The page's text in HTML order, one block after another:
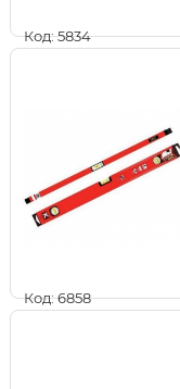
Код: 5834
Код: 6858